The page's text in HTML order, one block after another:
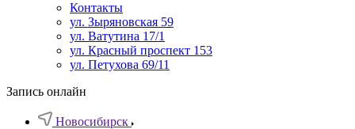
Контакты
ул. Зыряновская 59
ул. Ватутина 17/1
ул. Красный проспект 153
ул. Петухова 69/11
Запись онлайн
Новосибирск